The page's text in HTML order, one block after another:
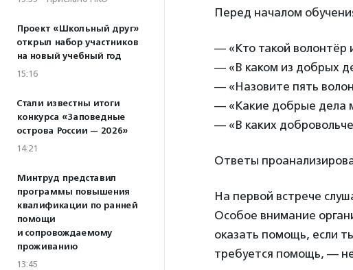
Проект «Школьный друг»
открыл набор участников
на новый учебный год
15:16
Стали известны итоги
конкурса «Заповедные
острова России — 2026»
14:21
Минтруд представил
программы повышения
квалификации по ранней
помощи
и сопровождаемому
проживанию
13:45
Перед началом
— «Кто такой волонтёр
— «В каком из добрых
— «Назовите пять
— «Какие добрые дела
— «В каких
Ответы
На первой встрече
Особое внимание
оказать помощь, если
требуется помощь, —